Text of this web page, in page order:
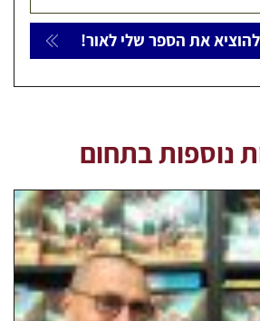
נוספות בתחום